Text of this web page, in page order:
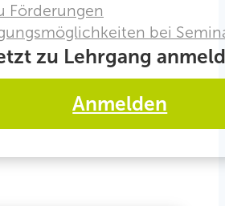
Förderungen
bei
zu Lehrgang
Anmelden